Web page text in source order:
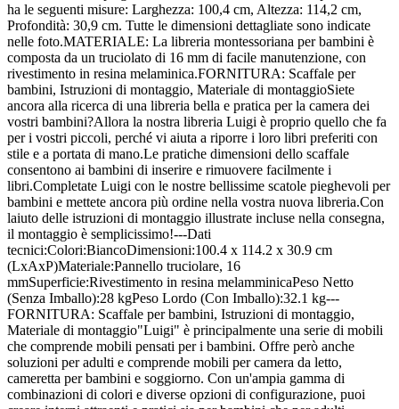
ha le seguenti misure: Larghezza: 100,4 cm, Altezza: 114,2 cm,
Profondità: 30,9 cm. Tutte le dimensioni dettagliate sono indicate
nelle foto.MATERIALE: La libreria montessoriana per bambini è
composta da un truciolato di 16 mm di facile manutenzione, con
rivestimento in resina melaminica.FORNITURA: Scaffale per
bambini, Istruzioni di montaggio, Materiale di montaggioSiete
ancora alla ricerca di una libreria bella e pratica per la camera dei
vostri bambini?Allora la nostra libreria Luigi è proprio quello che fa
per i vostri piccoli, perché vi aiuta a riporre i loro libri preferiti con
stile e a portata di mano.Le pratiche dimensioni dello scaffale
consentono ai bambini di inserire e rimuovere facilmente i
libri.Completate Luigi con le nostre bellissime scatole pieghevoli per
bambini e mettete ancora più ordine nella vostra nuova libreria.Con
laiuto delle istruzioni di montaggio illustrate incluse nella consegna,
il montaggio è semplicissimo!---Dati
tecnici:Colori:BiancoDimensioni:100.4 x 114.2 x 30.9 cm
(LxAxP)Materiale:Pannello truciolare, 16
mmSuperficie:Rivestimento in resina melamminicaPeso Netto
(Senza Imballo):28 kgPeso Lordo (Con Imballo):32.1 kg---
FORNITURA: Scaffale per bambini, Istruzioni di montaggio,
Materiale di montaggio"Luigi" è principalmente una serie di mobili
che comprende mobili pensati per i bambini. Offre però anche
soluzioni per adulti e comprende mobili per camera da letto,
cameretta per bambini e soggiorno. Con un'ampia gamma di
combinazioni di colori e diverse opzioni di configurazione, puoi